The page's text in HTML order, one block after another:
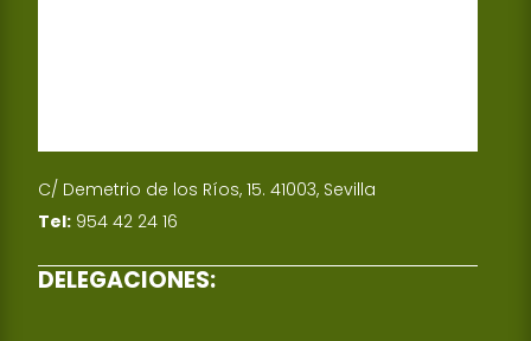
C/ Demetrio de los Ríos, 15. 41003, Sevilla
Tel: 954 42 24 16
DELEGACIONES: